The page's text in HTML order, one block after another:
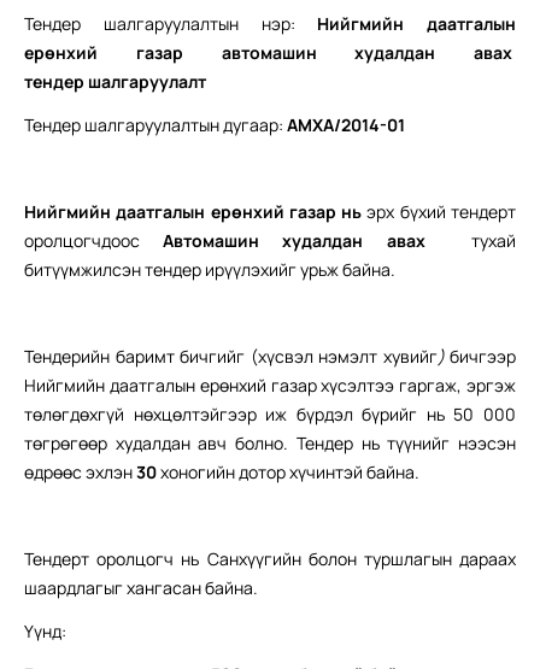
Тендер шалгаруулалтын нэр: Нийгмийн даатгалын
ерөнхий газар автомашин худалдан авах
тендер шалгаруулалт
Тендер шалгаруулалтын дугаар: АМХА/2014-01
Нийгмийн даатгалын ерөнхий газар нь эрх бүхий тендерт
оролцогчдоосАвтомашин худалдан авахтухай
битүүмжилсэн тендер ирүүлэхийг урьж байна.
Тендерийн баримт бичгийг (хүсвэл нэмэлт хувийг) бичгээр
Нийгмийн даатгалын ерөнхий газар хүсэлтээ гаргаж, эргэж
төлөгдөхгүй нөхцөлтэйгээр иж бүрдэл бүрийг нь 50 000
төгрөгөөр худалдан авч болно. Тендер нь түүнийг нээсэн
өдрөөс эхлэн30хоногийн дотор хүчинтэй байна.
Тендерт оролцогч нь Санхүүгийн болон туршлагын дараах
шаардлагыг хангасан байна.
Үүнд: